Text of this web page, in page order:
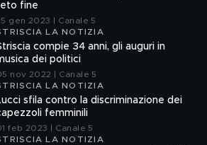
fine
gen 2023 | Canale 5
LA NOTIZIA
compie 34 anni, gli auguri in
dei politici
nov 2022 | Canale 5
LA NOTIZIA
sfila contro la discriminazione dei
femminili
feb 2023 | Canale 5
LA NOTIZIA